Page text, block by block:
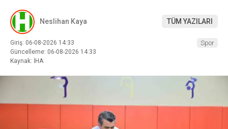
Neslihan Kaya TÜM YAZILARI
Giriş: 06-08-2026 14:33
Güncelleme: 06-08-2026 14:33
Kaynak: İHA
Spor